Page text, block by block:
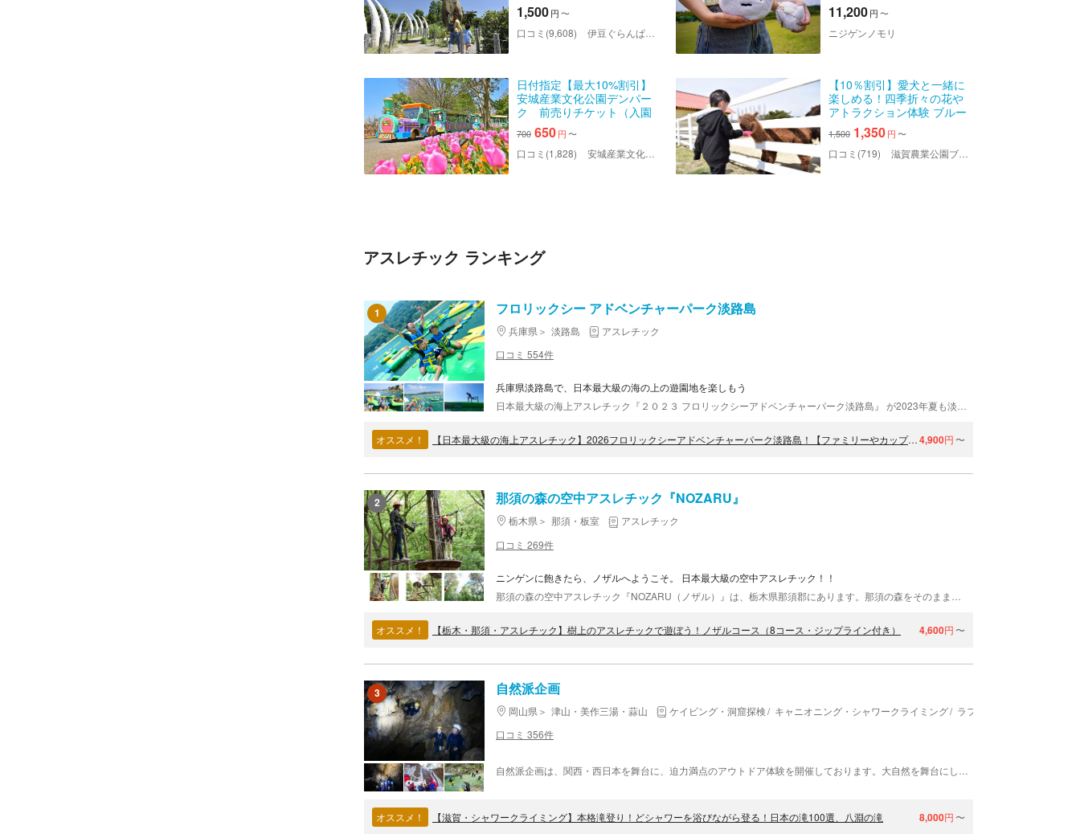
1,500円 〜
口コミ(9,608) 伊豆ぐらんぱる公園
11,200円 〜
ニジゲンノモリ
日付指定【最大10%割引】
安城産業文化公園デンパー
ク 前売りチケット（入園
料）
700 650円 〜
口コミ(1,828) 安城産業文化公園デンパーク
【10％割引】愛犬と一緒に
楽しめる！四季折々の花や
アトラクション体験 ブルー
メの丘 入園チケット
1,500 1,350円 〜
口コミ(719) 滋賀農業公園ブルーメの丘
アスレチック ランキング
1 フロリックシー アドベンチャーパーク淡路島
兵庫県 淡路島
アスレチック
口コミ 554件
兵庫県淡路島で、日本最大級の海の上の遊園地を楽しもう
オススメ！ 【日本最大級の海上アスレチック】2026フロリックシーアドベンチャーパーク淡路島！【ファミリーやカップル・グループなどにお薦め！】4,900円 〜
2 那須の森の空中アスレチック『NOZARU』
栃木県 那須・板室
アスレチック
口コミ 269件
ニンゲンに飽きたら、ノザルへようこそ。 日本最大級の空中アスレチック！！
オススメ！ 【栃木・那須・アスレチック】樹上のアスレチックで遊ぼう！ノザルコース（8コース・ジップライン付き） 4,600円 〜
3 自然派企画
岡山県 津山・美作三湯・蒜山 ケイビング・洞窟探検 キャニオニング・シャワークライミング ラフティング
口コミ 356件
オススメ！ 【滋賀・シャワークライミング】本格滝登り！どシャワーを浴びながら登る！日本の滝100選、八淵の滝 8,000円 〜